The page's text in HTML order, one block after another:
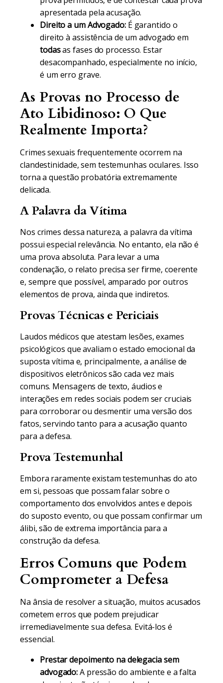
apresentada pela acusação.
Direito a um Advogado:É garantido o
direito à assistência de um advogado em
todasas fases do processo. Estar
desacompanhado, especialmente no início,
é um erro grave.
As Provas no Processo de
Ato Libidinoso: O Que
Realmente Importa?
Crimes sexuais frequentemente ocorrem na
clandestinidade, sem testemunhas oculares. Isso
torna a questão probatória extremamente
delicada.
A Palavra da Vítima
Nos crimes dessa natureza, a palavra da vítima
possui especial relevância. No entanto, ela não é
uma prova absoluta. Para levar a uma
condenação, o relato precisa ser firme, coerente
e, sempre que possível, amparado por outros
elementos de prova, ainda que indiretos.
Provas Técnicas e Periciais
Laudos médicos que atestam lesões, exames
psicológicos que avaliam o estado emocional da
suposta vítima e, principalmente, a análise de
dispositivos eletrônicos são cada vez mais
comuns. Mensagens de texto, áudios e
interações em redes sociais podem ser cruciais
para corroborar ou desmentir uma versão dos
fatos, servindo tanto para a acusação quanto
para a defesa.
Prova Testemunhal
Embora raramente existam testemunhas do ato
em si, pessoas que possam falar sobre o
comportamento dos envolvidos antes e depois
do suposto evento, ou que possam confirmar um
álibi, são de extrema importância para a
construção da defesa.
Erros Comuns que Podem
Comprometer a Defesa
Na ânsia de resolver a situação, muitos acusados
cometem erros que podem prejudicar
irremediavelmente sua defesa. Evitá-los é
essencial.
Prestar depoimento na delegacia sem
advogado:A pressão do ambiente e a falta